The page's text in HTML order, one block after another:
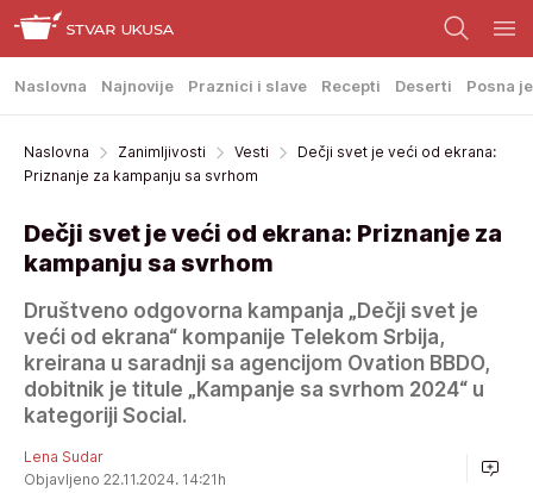
Naslovna Najnovije Praznici i slave Recepti Deserti Posna
Naslovna Zanimljivosti Vesti
Dečji svet je veći od ekrana:
Priznanje za kampanju sa svrhom
Dečji svet je veći od ekrana: Priznanje za
kampanju sa svrhom
Društveno odgovorna kampanja „Dečji svet je
veći od ekrana“ kompanije Telekom Srbija,
kreirana u saradnji sa agencijom Ovation BBDO,
dobitnik je titule „Kampanje sa svrhom 2024“ u
kategoriji Social.
Lena Sudar
Objavljeno 22.11.2024. 14:21h